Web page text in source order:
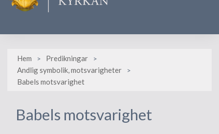
Hem
Predikningar
Andlig symbolik, motsvarigheter
Babels motsvarighet
Babels motsvarighet